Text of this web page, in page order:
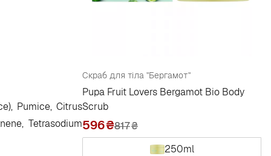
Pumice, Citrus
Tetrasodium
Скраб для тіла "Бергамот"
Pupa Fruit Lovers Bergamot Bio Body
Scrub
596 817₴
250ml